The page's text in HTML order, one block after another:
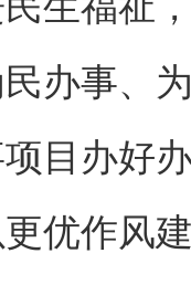
办事、
目办好
优作风